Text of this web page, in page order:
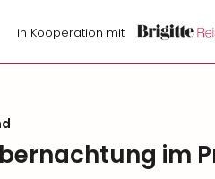
in Kooperation mit
im